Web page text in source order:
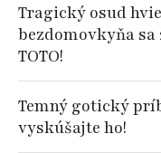
Tragický osud
bezdomovkyňa
TOTO!
Temný gotický
vyskúšajte ho!